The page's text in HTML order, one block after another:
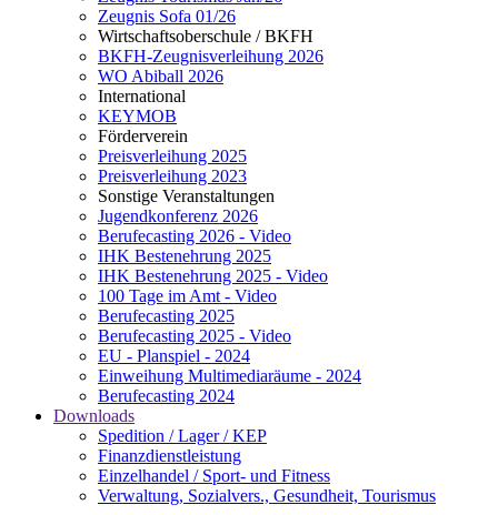
Zeugnis Sofa 01/26
Wirtschaftsoberschule / BKFH
BKFH-Zeugnisverleihung 2026
WO Abiball 2026
International
KEYMOB
Förderverein
Preisverleihung 2025
Preisverleihung 2023
Sonstige Veranstaltungen
Jugendkonferenz 2026
Berufecasting 2026 - Video
IHK Bestenehrung 2025
IHK Bestenehrung 2025 - Video
100 Tage im Amt - Video
Berufecasting 2025
Berufecasting 2025 - Video
EU - Planspiel - 2024
Einweihung Multimediaräume - 2024
Berufecasting 2024
Downloads
Spedition / Lager / KEP
Finanzdienstleistung
Einzelhandel / Sport- und Fitness
Verwaltung, Sozialvers., Gesundheit, Tourismus